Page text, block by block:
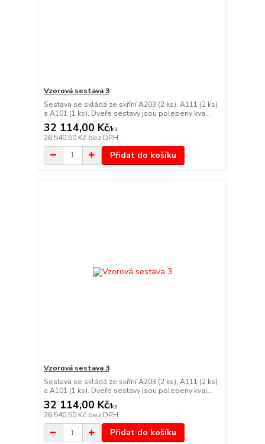
Vzorová sestava 3
Sestava se skládá ze skříní A203 (2 ks), A111 (2 ks)
a A101 (1 ks). Dveře sestavy jsou polepeny kva...
32 114,00 Kč/ks
26 540,50 Kč bez DPH
Přidat do košíku
Vzorová sestava 3
Sestava se skládá ze skříní A203 (2 ks), A111 (2 ks)
a A101 (1 ks). Dveře sestavy jsou polepeny kval...
32 114,00 Kč/ks
26 540,50 Kč bez DPH
Přidat do košíku